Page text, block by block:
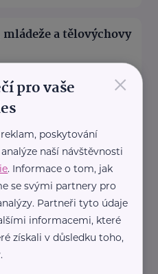
a tělovýchovy
osobních údajů
o ochraně
×
pro vaše
poskytování
naší návštěvnosti
. Informace o tom, jak
se svými partnery pro
Partneři tyto údaje
informacemi, které
získali v důsledku toho,